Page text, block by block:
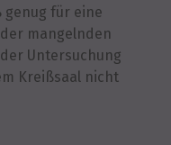
genug für eine
mangelnden
Untersuchung
Kreißsaal nicht